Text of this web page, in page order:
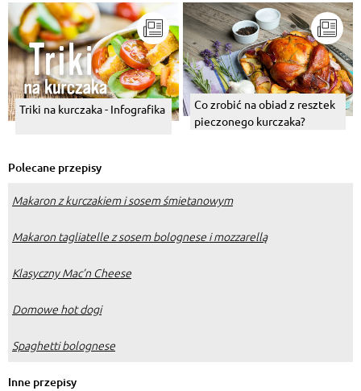
Triki na kurczaka - Infografika
Co zrobić na obiad z resztek
pieczonego kurczaka?
Polecane przepisy
Makaron z kurczakiem i sosem śmietanowym
Makaron tagliatelle z sosem bolognese i mozzarellą
Klasyczny Mac’n Cheese
Domowe hot dogi
Spaghetti bolognese
Inne przepisy